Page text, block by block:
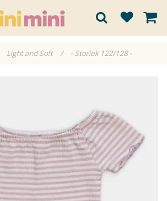
Light and Soft / - Storlek 122/128 -